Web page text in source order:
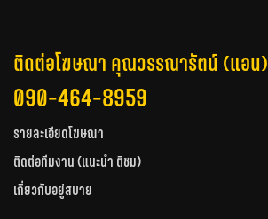
ติดต่อโฆษณา คุณวรรณารัตน์ (แอน)
090-464-8959
รายละเอียดโฆษณา
ติดต่อทีมงาน (แนะนำ ติชม)
เกี่ยวกับอยู่สบาย